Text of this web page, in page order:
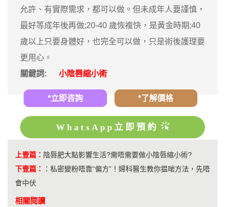
允許、有實際需求，都可以做。但未成年人要謹慎，
最好等成年後再做;20-40 歲恢複快，是黃金時期;40
歲以上只要身體好，也完全可以做，只是術後護理要
更用心。
關鍵詞:
小陰唇縮小術
*立即咨詢 *了解價格
WhatsApp立即預約
上壹篇： 陰唇肥大點影響生活?需唔需要做小陰唇縮小術?
下壹篇：
： 私密變粉唔靠“偏方”！婦科醫生教你揾啱方法，先唔
會中伏
相關閱讀